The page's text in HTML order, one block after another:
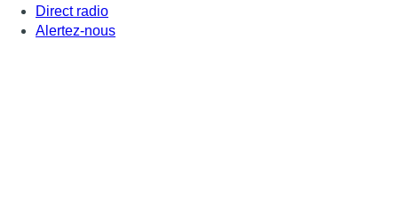
Direct radio
Alertez-nous